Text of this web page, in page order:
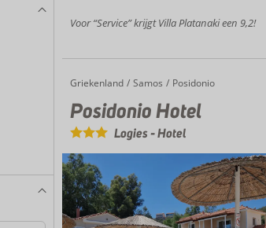
Voor “Service” krijgt Villa Platanaki een 9,2!
Home
Griekenland Samos Posidonio
Posidonio Hotel
Posidonio Hotel
Logies-Hotel